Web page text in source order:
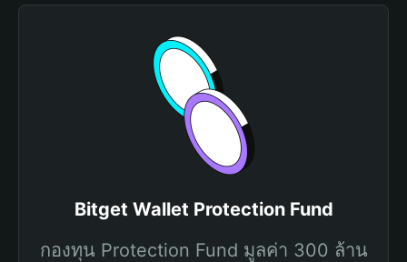
Bitget Wallet Protection Fund
กองทุน Protection Fund มูลค่า 300 ล้าน